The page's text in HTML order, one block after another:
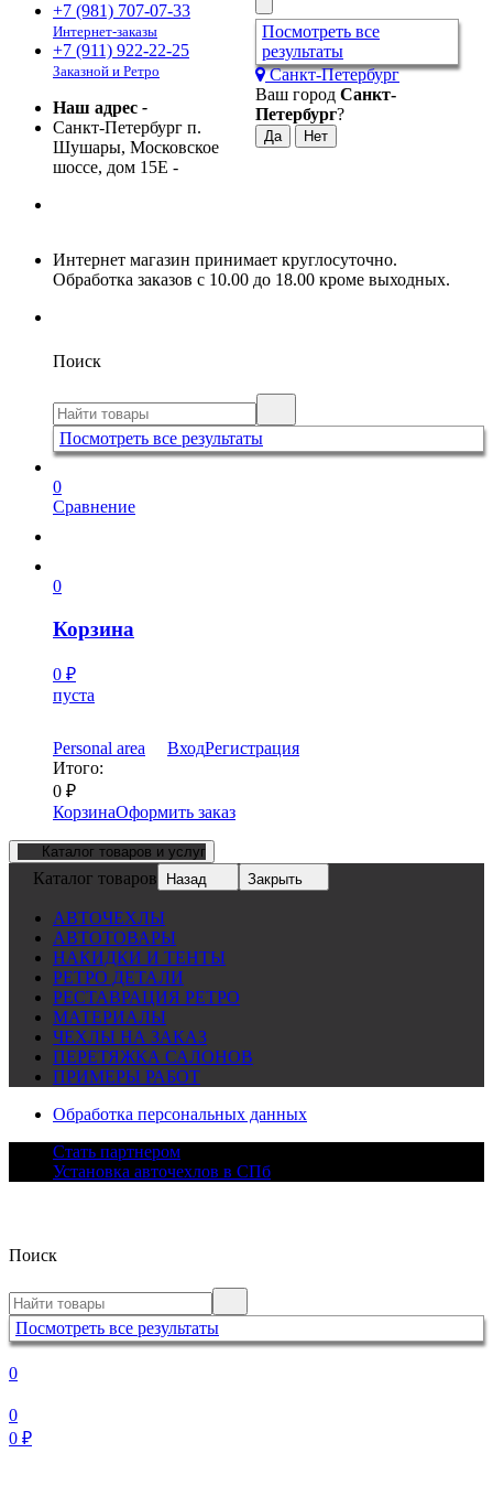
+7 (981) 707-07-33
Интернет-заказы
+7 (911) 922-22-25
Заказной и Ретро
Наш адрес -
Санкт-Петербург п.
Шушары, Московское
шоссе, дом 15Е -
Посмотреть все
результаты
Санкт-Петербург
Ваш город Санкт-
Петербург?
Интернет магазин принимает круглосуточно.
Обработка заказов с 10.00 до 18.00 кроме выходных.
Поиск
Посмотреть все результаты
0
Сравнение
0
Корзина
0 ₽
пуста
Personal area ВходРегистрация
Итого:
0 ₽
КорзинаОформить заказ
Каталог товаров и услуг
Каталог товаров Назад Закрыть
АВТОЧЕХЛЫ
АВТОТОВАРЫ
НАКИДКИ И ТЕНТЫ
РЕТРО ДЕТАЛИ
РЕСТАВРАЦИЯ РЕТРО
МАТЕРИАЛЫ
ЧЕХЛЫ НА ЗАКАЗ
ПЕРЕТЯЖКА САЛОНОВ
ПРИМЕРЫ РАБОТ
Обработка персональных данных
Стать партнером
Установка авточехлов в СПб
Поиск
Посмотреть все результаты
0
0
0 ₽